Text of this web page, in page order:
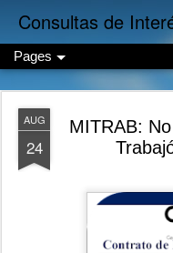
Consultas de
Pages
AUG
24
MITRAB: